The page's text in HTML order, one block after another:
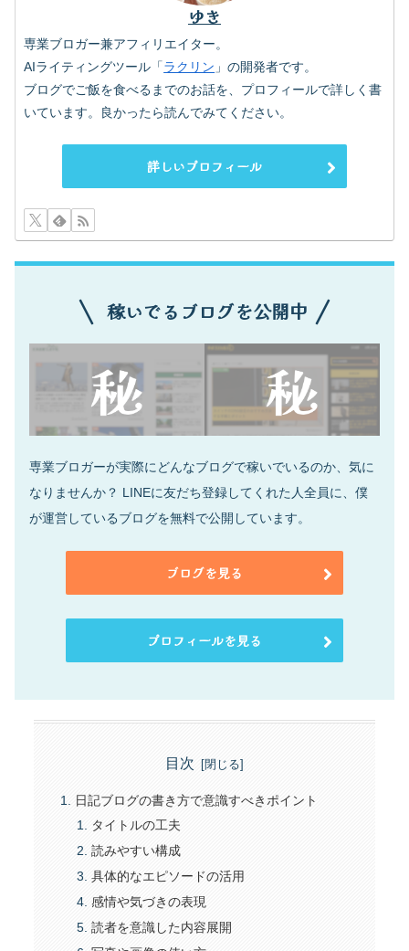
ゆき
専業ブロガー兼アフィリエイター。
AIライティングツール「ラクリン 」の開発者です。
ブログでご飯を食べるまでのお話を、プロフィールで詳しく書
いています。良かったら読んでみてください。
詳しいプロフィール
稼いでるブログを公開中
専業ブロガーが実際にどんなブログで稼いでいるのか、気に
なりませんか？ LINEに友だち登録してくれた人全員に、僕
が運営しているブログを無料で公開しています。
ブログを見る
プロフィールを見る
目次
日記ブログの書き方で意識すべきポイント
タイトルの工夫
読みやすい構成
具体的なエピソードの活用
感情や気づきの表現
読者を意識した内容展開